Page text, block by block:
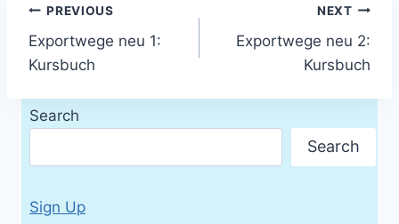
Post
navigation
PREVIOUS
Exportwege neu 1:
Kursbuch
NEXT
Exportwege neu 2:
Kursbuch
Search
Search
Sign Up